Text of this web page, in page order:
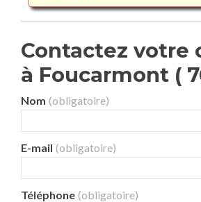
Contactez votre
à Foucarmont (
Nom (obligatoire)
E-mail (obligatoire)
Téléphone (obligatoire)